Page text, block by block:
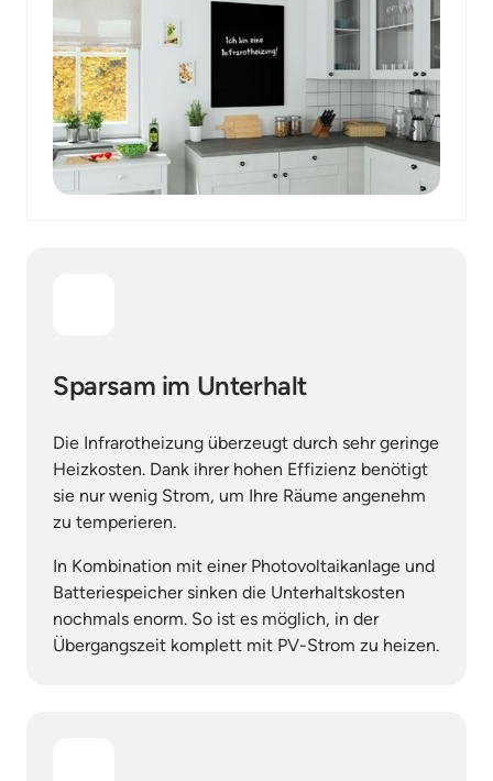
Sparsam im Unterhalt
Die Infrarotheizung überzeugt durch sehr geringe
Heizkosten. Dank ihrer hohen Effizienz benötigt
sie nur wenig Strom, um Ihre Räume angenehm
zu temperieren.
In Kombination mit einer Photovoltaikanlage und
Batteriespeicher sinken die Unterhaltskosten
nochmals enorm. So ist es möglich, in der
Übergangszeit komplett mit PV-Strom zu heizen.